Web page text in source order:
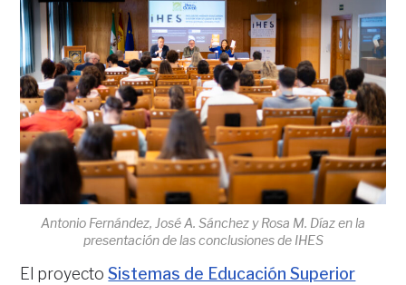
Antonio Fernández, José A. Sánchez y Rosa M. Díaz en la
presentación de las conclusiones de IHES
El proyectoSistemas de Educación Superior